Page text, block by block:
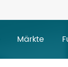
Märkte